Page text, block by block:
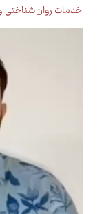
خدمات